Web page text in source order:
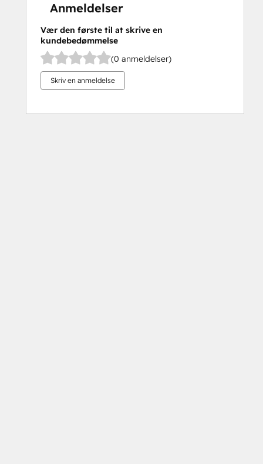
Anmeldelser
Vær den første til at skrive en
kundebedømmelse
(0 anmeldelser)
Skriv en anmeldelse